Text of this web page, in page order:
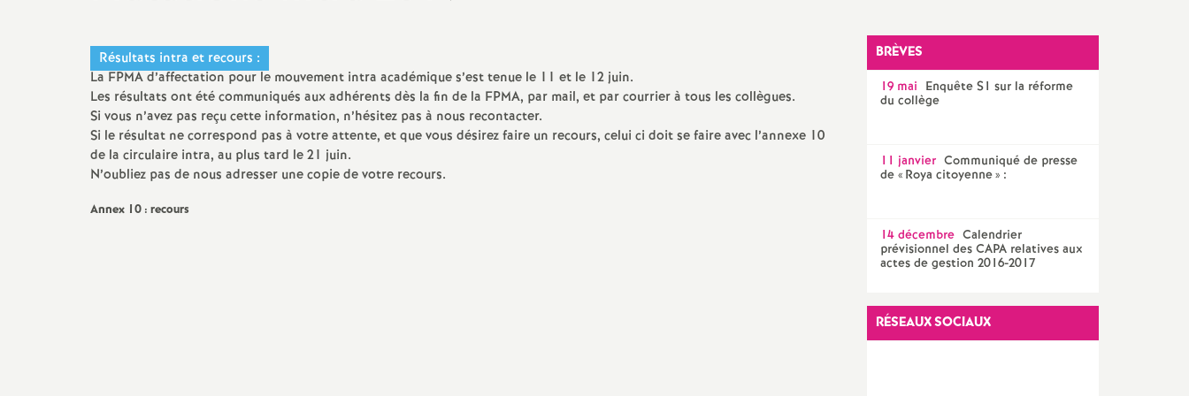
a
t
i
AED ET AESH
Documentalistes
Résultats intra et recours :
La FPMA d’affectation pour le mouvement intra académique s’est tenue le 11 et le 12 juin.
Les résultats ont été communiqués aux adhérents dès la fin de la FPMA, par mail, et par courrier à tous les collègues.
Si vous n’avez pas reçu cette information, n’hésitez pas à nous recontacter.
Si le résultat ne correspond pas à votre attente, et que vous désirez faire un recours, celui ci doit se faire avec l’annexe 10
de la circulaire intra, au plus tard le 21 juin.
N’oubliez pas de nous adresser une copie de votre recours.
Annex 10 : recours
BRÈVES
19 mai Enquête S1 sur la réforme
du collège
11 janvier Communiqué de presse
de « Roya citoyenne» :
14 décembre Calendrier
prévisionnel des CAPA relatives aux
actes de gestion 2016-2017
RÉSEAUX SOCIAUX